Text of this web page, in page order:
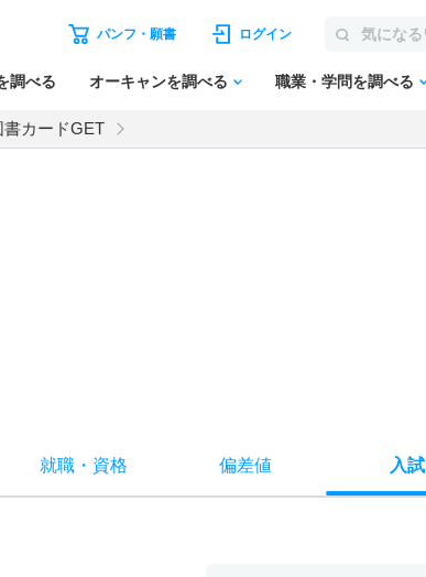
パンフ・願書 ログイン
調べる オーキャンを調べる 職業・学問を調べる
書カードGET
就職・ 資格 偏差値 入試